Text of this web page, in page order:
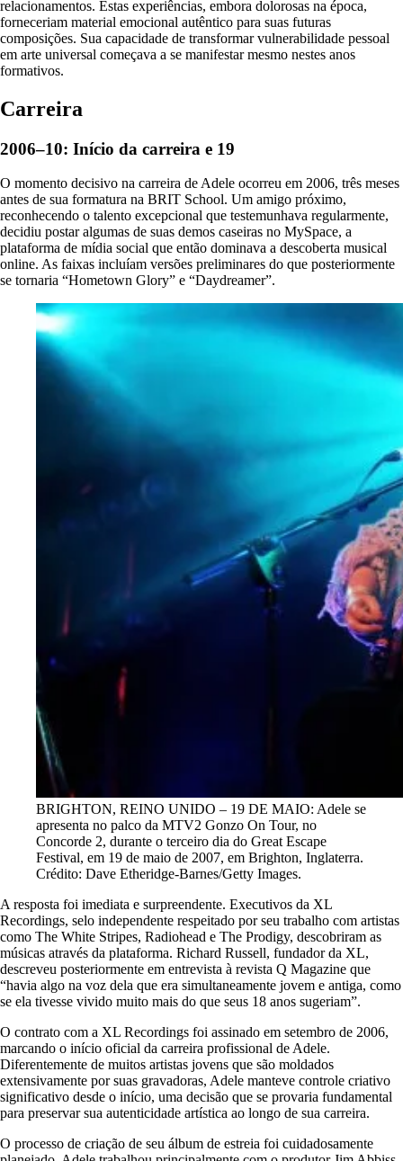
relacionamentos. Estas experiências, embora dolorosas na época,
forneceriam material emocional autêntico para suas futuras
composições. Sua capacidade de transformar vulnerabilidade pessoal
em arte universal começava a se manifestar mesmo nestes anos
formativos.
Carreira
2006–10: Início da carreira e 19
O momento decisivo na carreira de Adele ocorreu em 2006, três meses
antes de sua formatura na BRIT School. Um amigo próximo,
reconhecendo o talento excepcional que testemunhava regularmente,
decidiu postar algumas de suas demos caseiras no MySpace, a
plataforma de mídia social que então dominava a descoberta musical
online. As faixas incluíam versões preliminares do que posteriormente
se tornaria “Hometown Glory” e “Daydreamer”.
BRIGHTON, REINO UNIDO – 19 DE MAIO: Adele se
apresenta no palco da MTV2 Gonzo On Tour, no
Concorde 2, durante o terceiro dia do Great Escape
Festival, em 19 de maio de 2007, em Brighton, Inglaterra.
Crédito: Dave Etheridge-Barnes/Getty Images.
A resposta foi imediata e surpreendente. Executivos da XL
Recordings, selo independente respeitado por seu trabalho com artistas
como The White Stripes, Radiohead e The Prodigy, descobriram as
músicas através da plataforma. Richard Russell, fundador da XL,
descreveu posteriormente em entrevista à revista Q Magazine que
“havia algo na voz dela que era simultaneamente jovem e antiga, como
se ela tivesse vivido muito mais do que seus 18 anos sugeriam”.
O contrato com a XL Recordings foi assinado em setembro de 2006,
marcando o início oficial da carreira profissional de Adele.
Diferentemente de muitos artistas jovens que são moldados
extensivamente por suas gravadoras, Adele manteve controle criativo
significativo desde o início, uma decisão que se provaria fundamental
para preservar sua autenticidade artística ao longo de sua carreira.
O processo de criação de seu álbum de estreia foi cuidadosamente